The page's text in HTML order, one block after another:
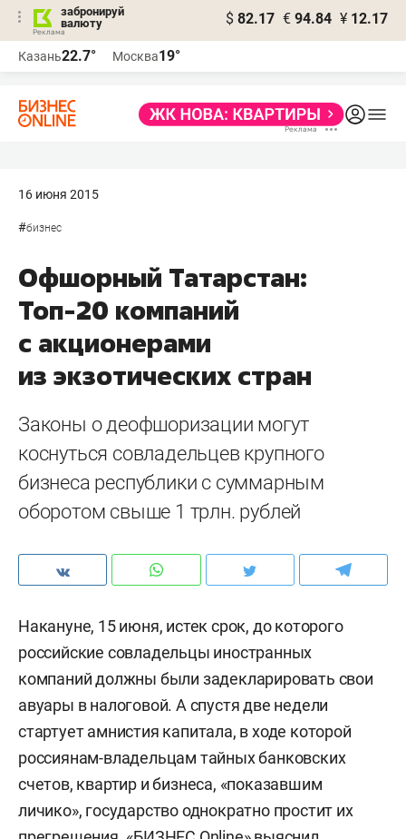
забронируй
валюту
$ 82.17 € 94.84 ¥ 12.17
Казань22.7° Москва19°
16 июня 2015
#бизнес
Офшорный Татарстан:
Топ-20 компаний
с акционерами
из экзотических стран
Законы о деофшоризации могут
коснуться совладельцев крупного
бизнеса республики с суммарным
оборотом свыше 1 трлн. рублей
Накануне, 15 июня, истек срок, до которого
российские совладельцы иностранных
компаний должны были задекларировать свои
авуары в налоговой. А спустя две недели
стартует амнистия капитала, в ходе которой
россиянам-владельцам тайных банковских
счетов, квартир и бизнеса, «показавшим
личико», государство однократно простит их